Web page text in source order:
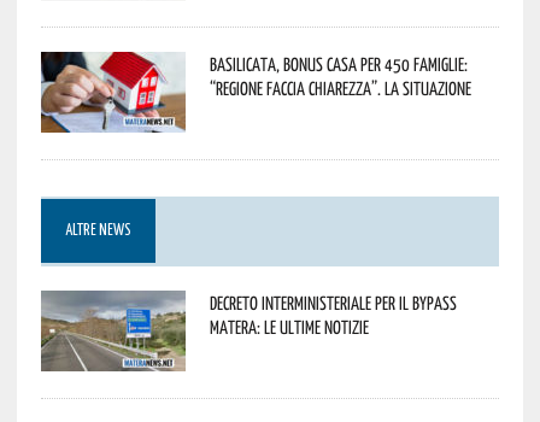
Basilicata, Bonus casa per 450 famiglie:
“Regione faccia chiarezza”. La situazione
ALTRE NEWS
Decreto interministeriale per il Bypass
Matera: le ultime notizie